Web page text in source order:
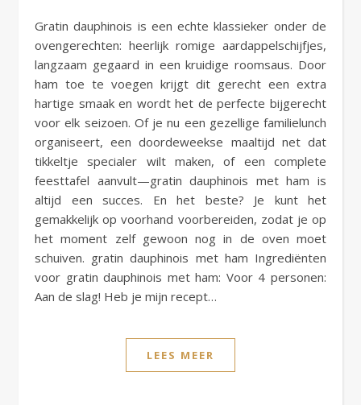
Gratin dauphinois is een echte klassieker onder de
ovengerechten: heerlijk romige aardappelschijfjes,
langzaam gegaard in een kruidige roomsaus. Door
ham toe te voegen krijgt dit gerecht een extra
hartige smaak en wordt het de perfecte bijgerecht
voor elk seizoen. Of je nu een gezellige familielunch
organiseert, een doordeweekse maaltijd net dat
tikkeltje specialer wilt maken, of een complete
feesttafel aanvult—gratin dauphinois met ham is
altijd een succes. En het beste? Je kunt het
gemakkelijk op voorhand voorbereiden, zodat je op
het moment zelf gewoon nog in de oven moet
schuiven. gratin dauphinois met ham Ingrediënten
voor gratin dauphinois met ham: Voor 4 personen:
Aan de slag! Heb je mijn recept…
LEES MEER